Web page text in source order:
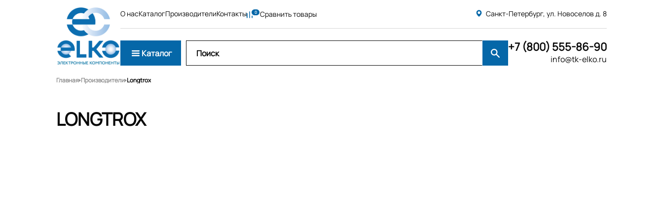
О насКаталогПроизводителиКонтакты Сравнить товары Санкт-Петербург, ул. Новоселов д. 8
Каталог +7 (800) 555-86-90
info@tk-elko.ru
Главная Производители Longtrox
LONGTROX